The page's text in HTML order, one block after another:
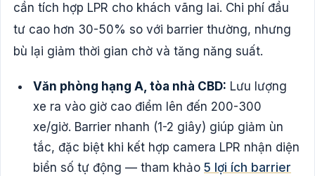
cần tích hợp LPR cho khách vãng lai. Chi phí đầu
tư cao hơn 30-50% so với barrier thường, nhưng
bù lại giảm thời gian chờ và tăng năng suất.
Văn phòng hạng A, tòa nhà CBD: Lưu lượng
xe ra vào giờ cao điểm lên đến 200-300
xe/giờ. Barrier nhanh (1-2 giây) giúp giảm ùn
tắc, đặc biệt khi kết hợp camera LPR nhận diện
biển số tự động — tham khảo 5 lợi ích barrier